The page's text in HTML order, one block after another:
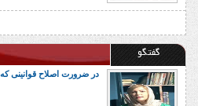
گفتگو
در ضرورت اصلاح قوانینی